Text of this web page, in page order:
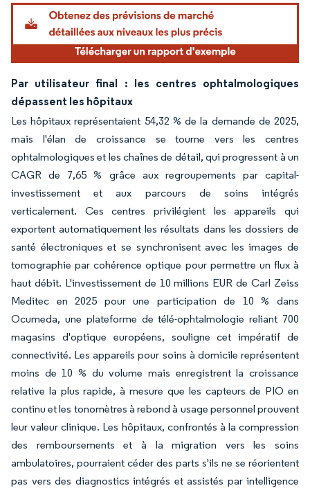
Par utilisateur final : les centres ophtalmologiques
dépassent les hôpitaux
Les hôpitaux représentaient 54,32 % de la demande de 2025,
mais l'élan de croissance se tourne vers les centres
ophtalmologiques et les chaînes de détail, qui progressent à un
CAGR de 7,65 % grâce aux regroupements par capital-
investissement et aux parcours de soins intégrés
verticalement. Ces centres privilégient les appareils qui
exportent automatiquement les résultats dans les dossiers de
santé électroniques et se synchronisent avec les images de
tomographie par cohérence optique pour permettre un flux à
haut débit. L'investissement de 10 millions EUR de Carl Zeiss
Meditec en 2025 pour une participation de 10 % dans
Ocumeda, une plateforme de télé-ophtalmologie reliant 700
magasins d'optique européens, souligne cet impératif de
connectivité. Les appareils pour soins à domicile représentent
moins de 10 % du volume mais enregistrent la croissance
relative la plus rapide, à mesure que les capteurs de PIO en
continu et les tonomètres à rebond à usage personnel prouvent
leur valeur clinique. Les hôpitaux, confrontés à la compression
des remboursements et à la migration vers les soins
ambulatoires, pourraient céder des parts s'ils ne se réorientent
pas vers des diagnostics intégrés et assistés par intelligence